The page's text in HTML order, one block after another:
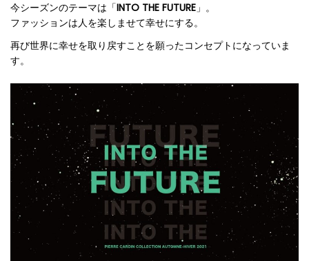
今シーズンのテーマは「INTO THE FUTURE」。
ファッションは人を楽しませて幸せにする。
再び世界に幸せを取り戻すことを願ったコンセプトになっていま
す。